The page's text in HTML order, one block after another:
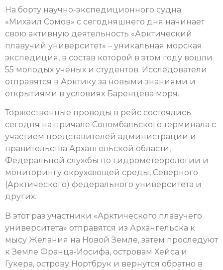
На борту научно-экспедиционного судна
«Михаил Сомов» с сегодняшнего дня начинает
свою активную деятельность «Арктический
плавучий университет» – уникальная морская
экспедиция, в состав которой в этом году вошли
55 молодых ученых и студентов. Исследователи
отправятся в Арктику за новыми знаниями и
открытиями в условиях Баренцева моря.
Торжественные проводы в рейс состоялись
сегодня на причале Соломбальского терминала с
участием представителей администрации и
правительства Архангельской области,
Федеральной службы по гидрометеорологии и
мониторингу окружающей среды, Северного
(Арктического) федерального университета и
других.
В этот раз участники «Арктического плавучего
университета» отправятся из Архангельска к
мысу Желания на Новой Земле, затем проследуют
к Земле Франца-Иосифа, островам Хейса и
Гукера, острову Нортбрук и вернутся обратно в